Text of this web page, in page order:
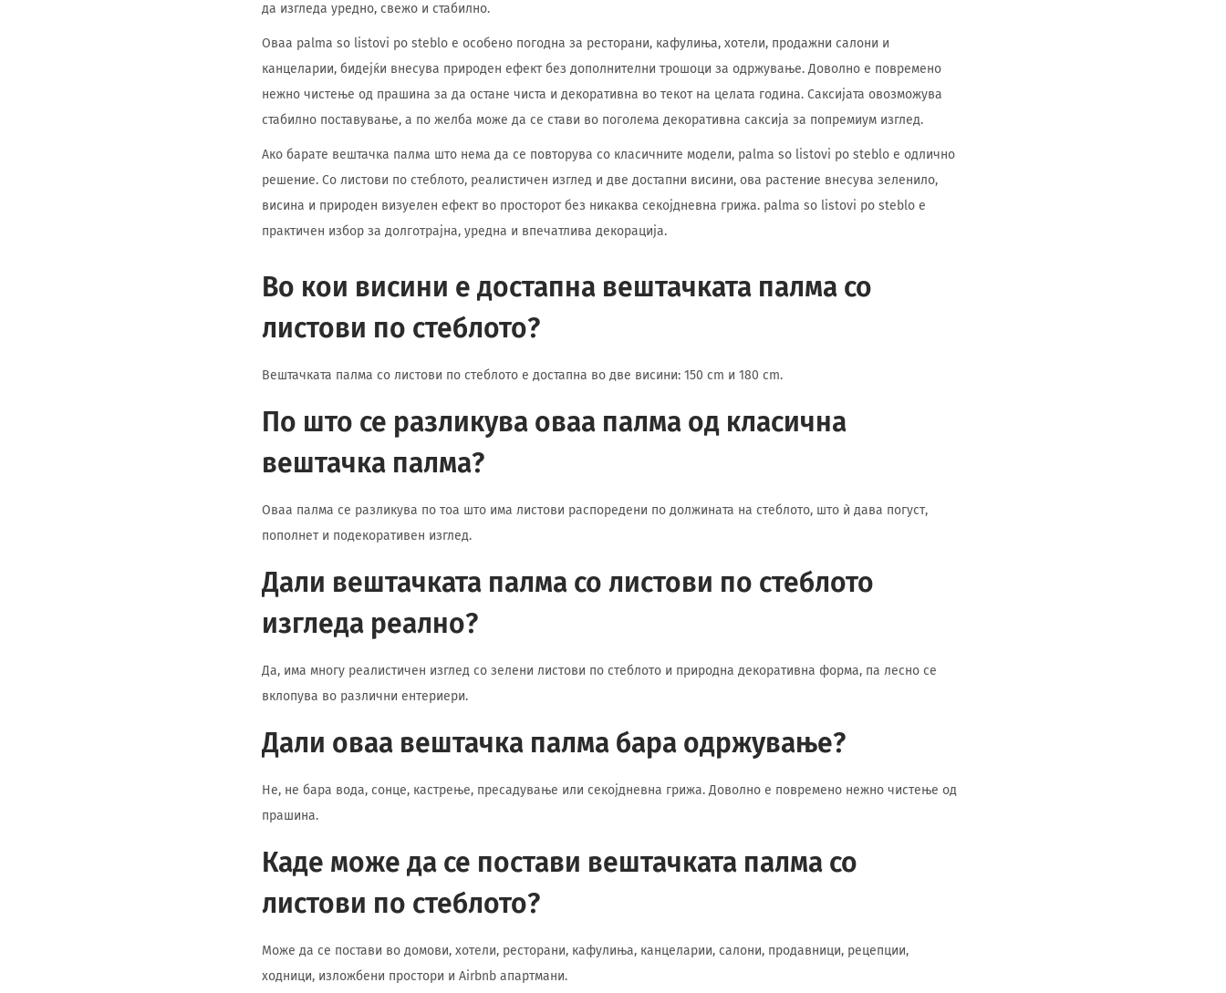
да изгледа уредно, свежо и стабилно.
Оваа palma so listovi po steblo е особено погодна за ресторани, кафулиња, хотели, продажни салони и
канцеларии, бидејќи внесува природен ефект без дополнителни трошоци за одржување. Доволно е повремено
нежно чистење од прашина за да остане чиста и декоративна во текот на целата година. Саксијата овозможува
стабилно поставување, а по желба може да се стави во поголема декоративна саксија за попремиум изглед.
Ако барате вештачка палма што нема да се повторува со класичните модели, palma so listovi po steblo е одлично
решение. Со листови по стеблото, реалистичен изглед и две достапни висини, ова растение внесува зеленило,
висина и природен визуелен ефект во просторот без никаква секојдневна грижа. palma so listovi po steblo е
практичен избор за долготрајна, уредна и впечатлива декорација.
Во кои висини е достапна вештачката палма со
листови по стеблото?
Вештачката палма со листови по стеблото е достапна во две висини: 150 cm и 180 cm.
По што се разликува оваа палма од класична
вештачка палма?
Оваа палма се разликува по тоа што има листови распоредени по должината на стеблото, што ѝ дава погуст,
пополнет и подекоративен изглед.
Дали вештачката палма со листови по стеблото
изгледа реално?
Да, има многу реалистичен изглед со зелени листови по стеблото и природна декоративна форма, па лесно се
вклопува во различни ентериери.
Дали оваа вештачка палма бара одржување?
Не, не бара вода, сонце, кастрење, пресадување или секојдневна грижа. Доволно е повремено нежно чистење од
прашина.
Каде може да се постави вештачката палма со
листови по стеблото?
Може да се постави во домови, хотели, ресторани, кафулиња, канцеларии, салони, продавници, рецепции,
ходници, изложбени простори и Airbnb апартмани.